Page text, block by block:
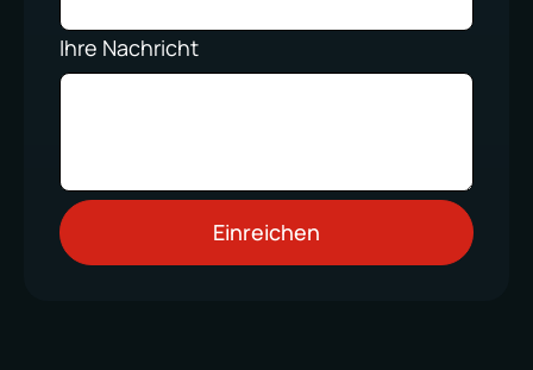
Ihre Nachricht